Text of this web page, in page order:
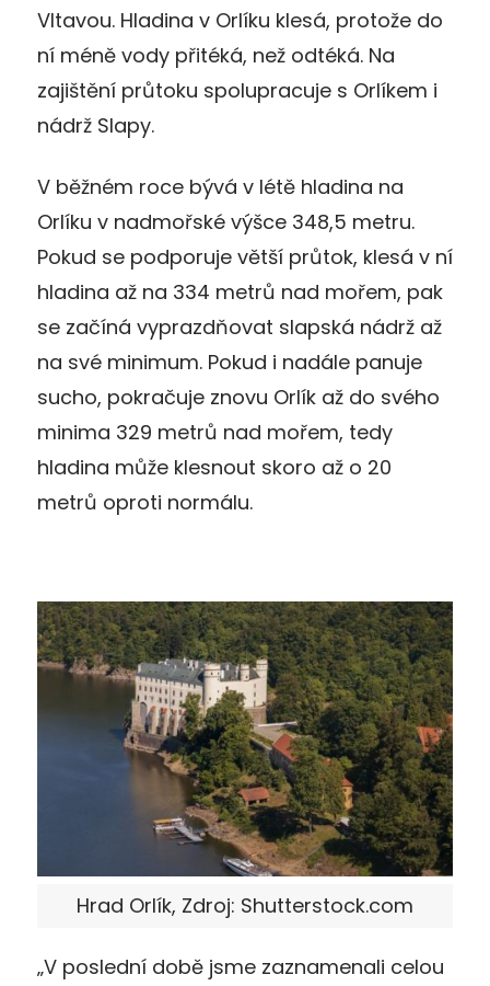
Vltavou. Hladina v Orlíku klesá, protože do
ní méně vody přitéká, než odtéká. Na
zajištění průtoku spolupracuje s Orlíkem i
nádrž Slapy.
V běžném roce bývá v létě hladina na
Orlíku v nadmořské výšce 348,5 metru.
Pokud se podporuje větší průtok, klesá v ní
hladina až na 334 metrů nad mořem, pak
se začíná vyprazdňovat slapská nádrž až
na své minimum. Pokud i nadále panuje
sucho, pokračuje znovu Orlík až do svého
minima 329 metrů nad mořem, tedy
hladina může klesnout skoro až o 20
metrů oproti normálu.
Hrad Orlík, Zdroj: Shutterstock.com
„V poslední době jsme zaznamenali celou